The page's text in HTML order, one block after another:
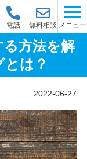
電話 無料相談 メニュー
方法を解
は？
2022-06-27